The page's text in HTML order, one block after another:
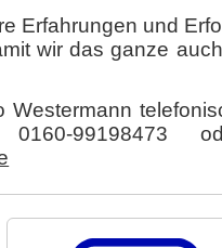
Erfahrungen und
wir das ganze
Westermann
0160-